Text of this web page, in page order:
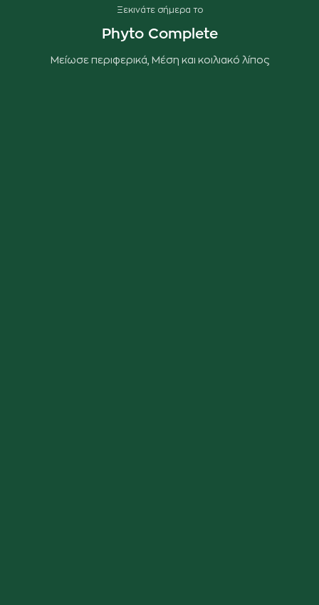
Ξεκινάτε σήμερα το
Phyto Complete
Μείωσε περιφερικά, Μέση και κοιλιακό λίπος